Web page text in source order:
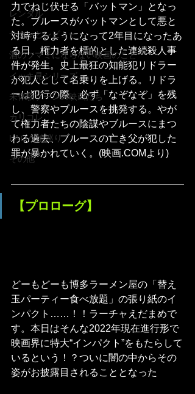
レンタル
サクッとレビュー
酒のツマミにならない映画のこと
イッキ見シリーズ
未体験ゾーンの映画たち
カリコレ
LAロケ地巡り
その他
力でねじ伏せる「バットマン」となっ
た。ブルースがバットマンとして悪と
対峙するようになって2年目になったあ
る日、権力者を標的とした連続殺人事
件が発生。史上最狂の知能犯リドラー
が犯人として名乗りを上げる。リドラ
ーは犯行の際、必ず「なぞなぞ」を残
し、警察やブルースを挑発する。やが
て権力者たちの陰謀やブルースにまつ
わる過去、ブルースの亡き父が犯した
罪が暴かれていく。(映画.COMより)
【プロローグ】
どーもどーも博多ラーメン屋の「替え
玉パーティー食べ放題」の張り紙のイ
ンパクト……！！ラーチャえだまめで
す。本日はそんな2022年現在進行形で
映画界に特大“インパクト”をもたらして
いるという！？ついに闇の中からその
姿がお披露目されることとなった